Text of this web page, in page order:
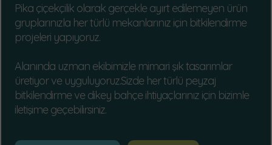
Pika çiçekçilik olarak gerçekle ayırt edilemeyen ürün
gruplarınızla her türlü mekanlarınız için bitkilendirme
projeleri yapıyoruz.
Alanında uzman ekibimizle mimari şık tasarımlar
üretiyor ve uyguluyoruz.Sizde her türlü peyzaj
bitkilendirme ve dikey bahçe ihtiyaçlarınız için bizimle
iletişime geçebilirsiniz.